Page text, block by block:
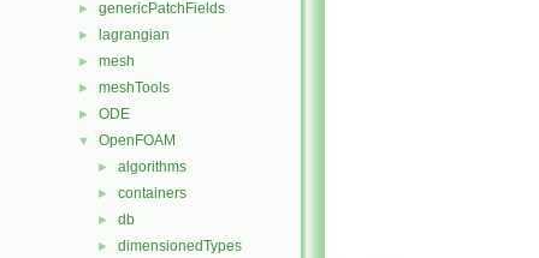
► genericPatchFields
► lagrangian
► mesh
► meshTools
► ODE
▼ OpenFOAM
► algorithms
► containers
► db
► dimensionedTypes